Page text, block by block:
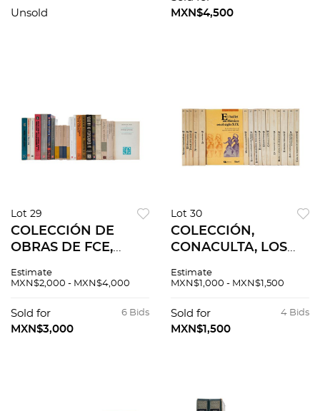
en pasta dura, lomo
Unsold
piel. Piezas: 7
MXN$4,500
Lot 29
COLECCIÓN DE
OBRAS DE FCE,
SOCIOLOGÍA,
Zygmunt Bauman,
En busca de la
Estimate
MXN$2,000 - MXN$4,000
6 Bids
Sold for
MXN$3,000
Lot 30
COLECCIÓN,
CONACULTA, LOS
en México en el siglo
proceso social. Pzs
40
Estimate
MXN$1,000 - MXN$1,500
4 Bids
Sold for
MXN$1,500